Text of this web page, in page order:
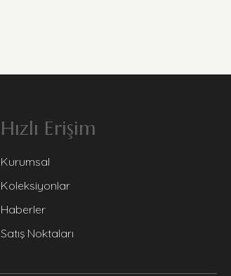
Hızlı Erişim
Kurumsal
Koleksiyonlar
Haberler
Satış Noktaları